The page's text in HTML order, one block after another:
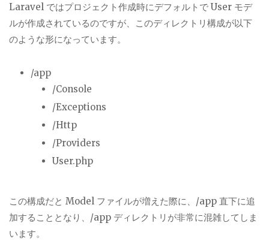
Laravel ではプロジェクト作成時にデフォルトで User モデ
ルが作成されているのですが、このディレクトリ構成が以下
のような形になっています。
/app
/Console
/Exceptions
/Http
/Providers
User.php
この構成だと Model ファイルが増えた際に、/app 直下に追
加することとなり、/app ディレクトリが非常に混雑してしま
います。